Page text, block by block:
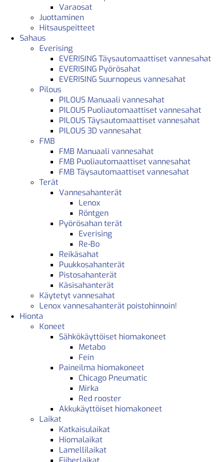
Varaosat
Juottaminen
Hitsauspeitteet
Sahaus
Everising
EVERISING Täysautomaattiset vannesahat
EVERISING Pyörösahat
EVERISING Suurnopeus vannesahat
Pilous
PILOUS Manuaali vannesahat
PILOUS Puoliautomaattiset vannesahat
PILOUS Täysautomaattiset vannesahat
PILOUS 3D vannesahat
FMB
FMB Manuaali vannesahat
FMB Puoliautomaattiset vannesahat
FMB Täysautomaattiset vannesahat
Terät
Vannesahanterät
Lenox
Röntgen
Pyörösahan terät
Everising
Re-Bo
Reikäsahat
Puukkosahanterät
Pistosahanterät
Käsisahanterät
Käytetyt vannesahat
Lenox vannesahanterät poistohinnoin!
Hionta
Koneet
Sähkökäyttöiset hiomakoneet
Metabo
Fein
Paineilma hiomakoneet
Chicago Pneumatic
Mirka
Red rooster
Akkukäyttöiset hiomakoneet
Laikat
Katkaisulaikat
Hiomalaikat
Lamellilaikat